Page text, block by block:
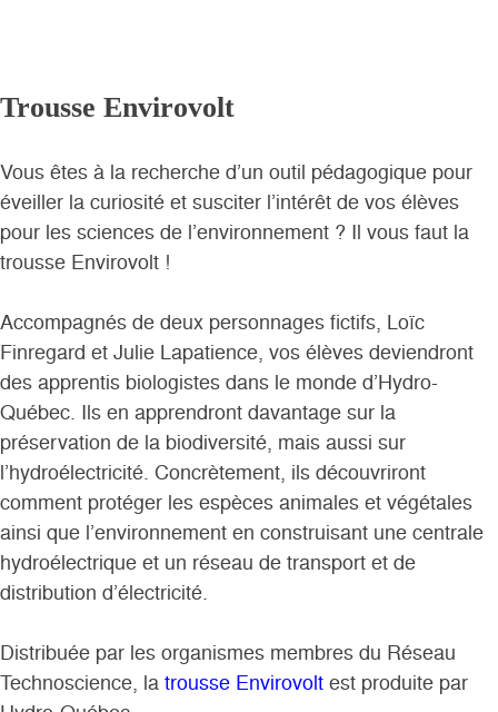
Trousse Envirovolt
Vous êtes à la recherche d’un outil pédagogique pour
éveiller la curiosité et susciter l’intérêt de vos élèves
pour les sciences de l’environnement ? Il vous faut la
trousse Envirovolt !
Accompagnés de deux personnages fictifs, Loïc
Finregard et Julie Lapatience, vos élèves deviendront
des apprentis biologistes dans le monde d’Hydro-
Québec. Ils en apprendront davantage sur la
préservation de la biodiversité, mais aussi sur
l’hydroélectricité. Concrètement, ils découvriront
comment protéger les espèces animales et végétales
ainsi que l’environnement en construisant une centrale
hydroélectrique et un réseau de transport et de
distribution d’électricité.
Distribuée par les organismes membres du Réseau
Technoscience, la trousse Envirovolt est produite par